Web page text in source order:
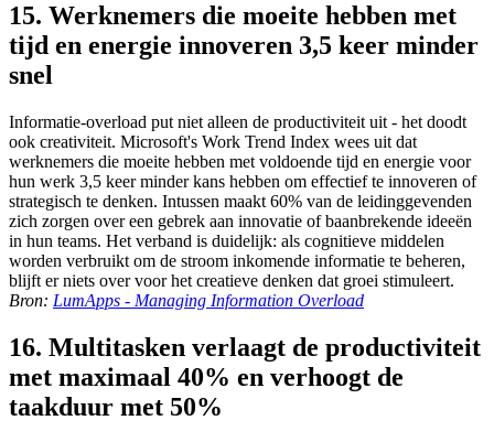
15. Werknemers die moeite hebben met
tijd en energie innoveren 3,5 keer minder
snel
Informatie-overload put niet alleen de productiviteit uit - het doodt
ook creativiteit. Microsoft's Work Trend Index wees uit dat
werknemers die moeite hebben met voldoende tijd en energie voor
hun werk 3,5 keer minder kans hebben om effectief te innoveren of
strategisch te denken. Intussen maakt 60% van de leidinggevenden
zich zorgen over een gebrek aan innovatie of baanbrekende ideeën
in hun teams. Het verband is duidelijk: als cognitieve middelen
worden verbruikt om de stroom inkomende informatie te beheren,
blijft er niets over voor het creatieve denken dat groei stimuleert.
Bron: LumApps - Managing Information Overload
16. Multitasken verlaagt de productiviteit
met maximaal 40% en verhoogt de
taakduur met 50%